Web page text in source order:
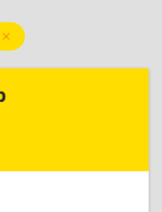
Центр